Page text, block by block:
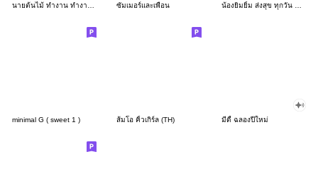
ซัมเมอร์และเพื่อน
minimal G ( sweet 1 ) ส้มโอ คิ้วเกิร์ล (TH) มีดี้ ฉลองปีใหม่